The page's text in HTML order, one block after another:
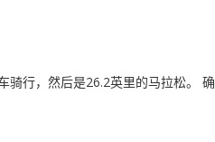
骑行，然后是26.2英里的马拉松。 确